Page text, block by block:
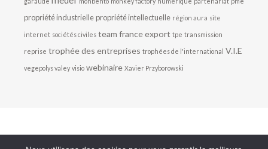
propriété industriellepropriété intellectuelle région aura site
internet sociétés civiles team france export tpe transmission
reprise trophée des entreprises trophées de l'international V.I.E
vegepolys valey visio webinaire Xavier Przyborowski